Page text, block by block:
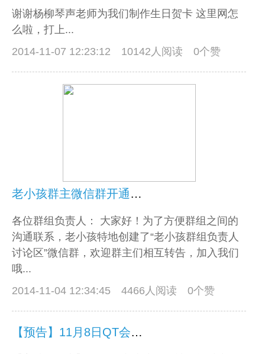
谢谢杨柳琴声老师为我们制作生日贺卡 这里网怎
么啦，打上...
2014-11-07 12:23:12
10142人阅读 0个赞
老小孩群主微信群开通啦，群主们赶紧加进来吧
各位群组负责人： 大家好！为了方便群组之间的
沟通联系，老小孩特地创建了“老小孩群组负责人
讨论区”微信群，欢迎群主们相互转告，加入我们
哦...
2014-11-04 12:34:45
4466人阅读 0个赞
【预告】11月8日QT会议群议“会议服务”